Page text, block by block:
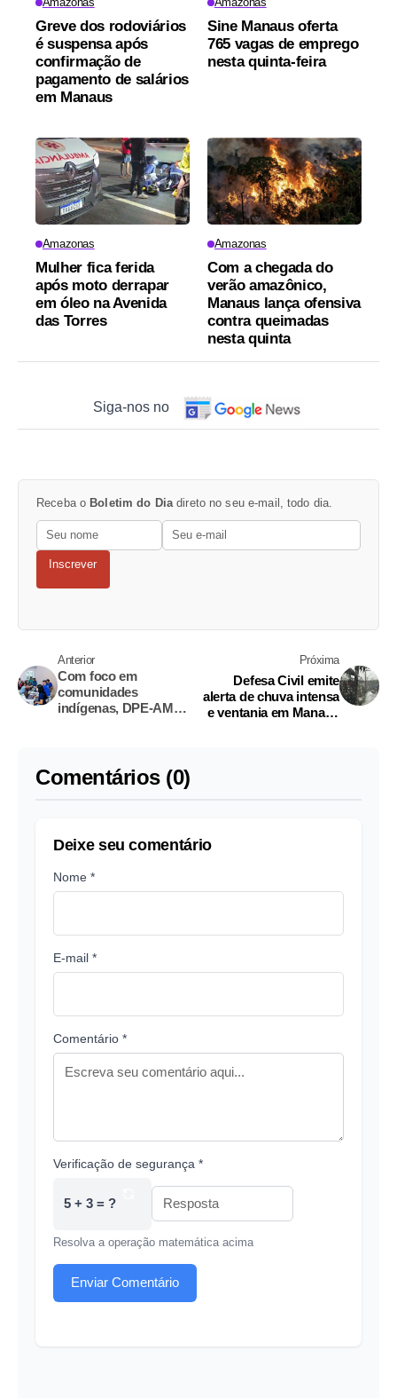
Greve dos rodoviários
é suspensa após
confirmação de
pagamento de salários
em Manaus
Sine Manaus oferta
765 vagas de emprego
nesta quinta-feira
Amazonas
Mulher fica ferida
após moto derrapar
em óleo na Avenida
das Torres
Amazonas
Com a chegada do
verão amazônico,
Manaus lança ofensiva
contra queimadas
nesta quinta
Siga-nos no
Receba o Boletim do Diadireto no seu e-mail, todo dia.
Inscrever
Anterior
Com foco em
comunidades
indígenas, DPE-AM
Próxima
Defesa Civil emite
alerta de chuva intensa
e ventania em Manaus
Comentários (0)
Deixe seu comentário
Nome *
E-mail *
Comentário *
Verificação de segurança *
5 + 3 = ?
Resolva a operação matemática acima
Enviar Comentário